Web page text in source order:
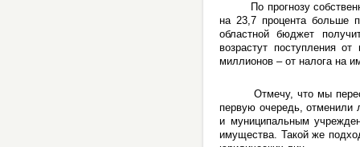
По прогнозу
на 23,7 процента больше
областной бюджет
возрастут поступления
миллионов – от налога на
Отмечу, что мы
первую очередь, отменили
и муниципальным
имущества. Такой же